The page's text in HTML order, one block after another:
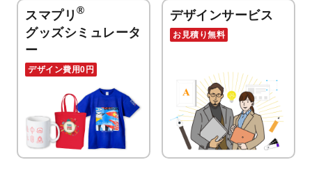
スマプリ ®
グッズシミュレータ
ー
デザイン費用0円
デザインサービス
お見積り無料